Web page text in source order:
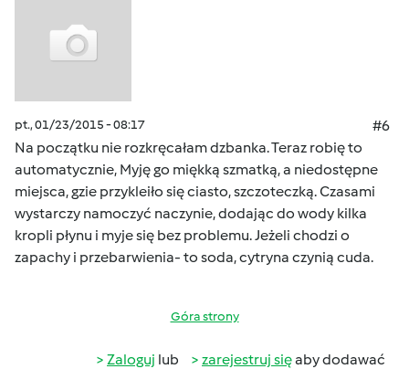
pt., 01/23/2015 - 08:17
#6
Na początku nie rozkręcałam dzbanka. Teraz robię to
automatycznie, Myję go miękką szmatką, a niedostępne
miejsca, gzie przykleiło się ciasto, szczoteczką. Czasami
wystarczy namoczyć naczynie, dodając do wody kilka
kropli płynu i myje się bez problemu. Jeżeli chodzi o
zapachy i przebarwienia- to soda, cytryna czynią cuda.
Góra strony
Zaloguj lub zarejestruj sięaby dodawać